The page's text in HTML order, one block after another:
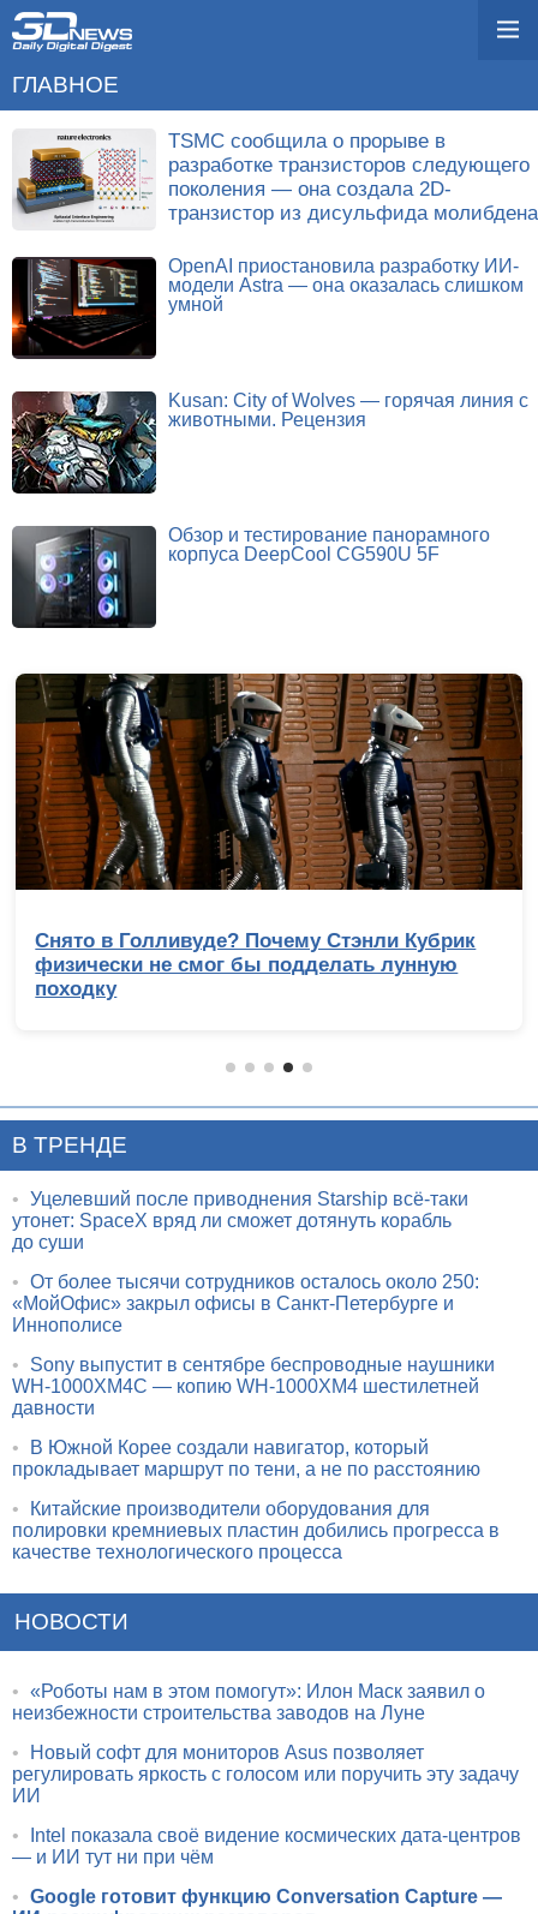
ГЛАВНОЕ
TSMC сообщила о прорыве в
разработке транзисторов следующего
поколения — она создала 2D-
транзистор из дисульфида молибдена
OpenAI приостановила разработку ИИ-
модели Astra — она оказалась слишком
умной
Kusan: City of Wolves — горячая линия с
животными. Рецензия
Обзор и тестирование панорамного
корпуса DeepCool CG590U 5F
Снято в Голливуде? Почему Стэнли Кубрик
физически не смог бы подделать лунную
походку
В ТРЕНДЕ
• Уцелевший после приводнения Starship всё-таки
утонет: SpaceX вряд ли сможет дотянуть корабль
до суши
• От более тысячи сотрудников осталось около 250:
«МойОфис» закрыл офисы в Санкт-Петербурге и
Иннополисе
•
Sony выпустит в сентябре беспроводные наушники
WH-1000XM4C — копию WH-1000XM4 шестилетней
давности
•
В Южной Корее создали навигатор, который
прокладывает маршрут по тени, а не по расстоянию
•
Китайские производители оборудования для
полировки кремниевых пластин добились прогресса в
качестве технологического процесса
НОВОСТИ
• «Роботы нам в этом помогут»: Илон Маск заявил о
неизбежности строительства заводов на Луне
•
Новый софт для мониторов Asus позволяет
регулировать яркость с голосом или поручить эту задачу
ИИ
•
Intel показала своё видение космических дата-центров
— и ИИ тут ни при чём
• Google готовит функцию Conversation Capture —